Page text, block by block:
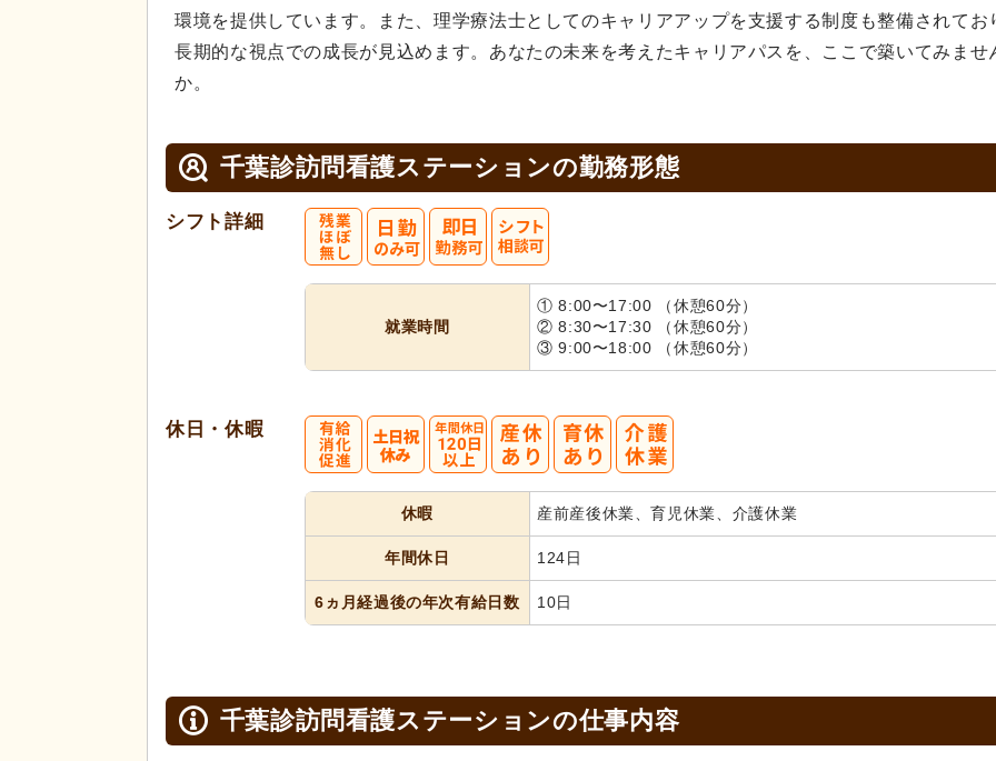
環境を提供しています。また、理学療法士としてのキャリアアップを支援する制度も整備されてお
長期的な視点での成長が見込めます。あなたの未来を考えたキャリアパスを、ここで築いてみませ
か。
千葉診訪問看護ステーションの勤務形態
シフト詳細
就業時間
① 8:00〜17:00 （休憩60分）
② 8:30〜17:30 （休憩60分）
③ 9:00〜18:00 （休憩60分）
休日・休暇
休暇 産前産後休業、育児休業、介護休業
年間休日 124日
6ヵ月経過後の年次有給日数 10日
千葉診訪問看護ステーションの仕事内容